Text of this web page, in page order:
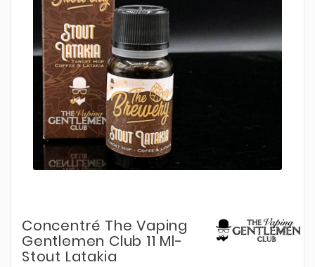
Concentré The Vaping
Gentlemen Club 11 Ml-
Stout Latakia